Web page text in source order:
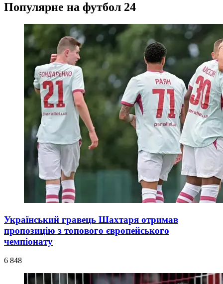
Популярне на футбол 24
Український гравець Шахтаря отримав
пропозицію з топового європейського
чемпіонату
6 848